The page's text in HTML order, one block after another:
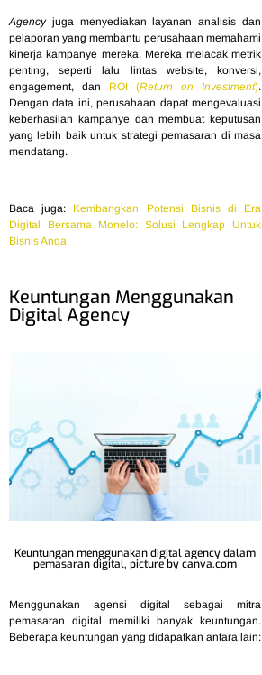
Agencyjuga menyediakan layanan analisis dan
pelaporan yang membantu perusahaan memahami
kinerja kampanye mereka. Mereka melacak metrik
penting, seperti lalu lintas website, konversi,
engagement, dan ROI (Return on Investment).
Dengan data ini, perusahaan dapat mengevaluasi
keberhasilan kampanye dan membuat keputusan
yang lebih baik untuk strategi pemasaran di masa
mendatang.
Baca juga: Kembangkan Potensi Bisnis di Era
Digital Bersama Monelo: Solusi Lengkap Untuk
Bisnis Anda
Keuntungan Menggunakan
Digital Agency
Keuntungan menggunakan digital agency dalam
pemasaran digital, picture by canva.com
Menggunakan agensi digital sebagai mitra
pemasaran digital memiliki banyak keuntungan.
Beberapa keuntungan yang didapatkan antara lain: